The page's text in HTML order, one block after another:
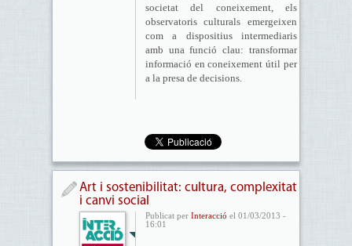
societat del coneixement, els
observatoris culturals emergeixen
com a dispositius intermediaris
amb una funció clau: transformar
informació en coneixement útil per
a la presa de decisions.
Art i sostenibilitat: cultura, complexitat
i canvi social
Publicat per Interacció el 01/03/2013 -
16:01